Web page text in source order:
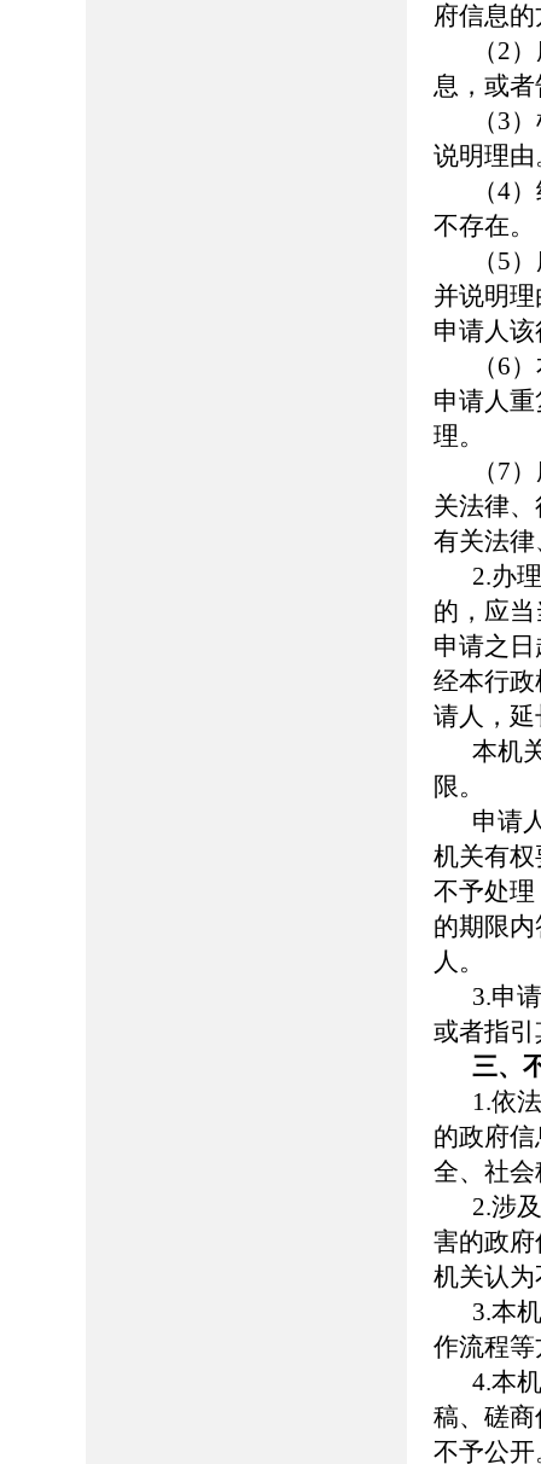
府信息
（2
息，或
（3
说明理由
（4
不存在。
（5
并说明
申请人
（6
申请人
理。
（7
关法律
有关法
2.办
的，应
申请之
经本行
请人，
本机
限。
申请
机关有
不予处
的期限
人。
3.申
或者指
三、
1.依
的政府
全、社
2.涉
害的政
机关认
3.本
作流程
4.本
稿、磋
不予公